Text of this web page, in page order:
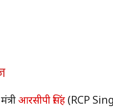
आरसीपी सिंह (RCP